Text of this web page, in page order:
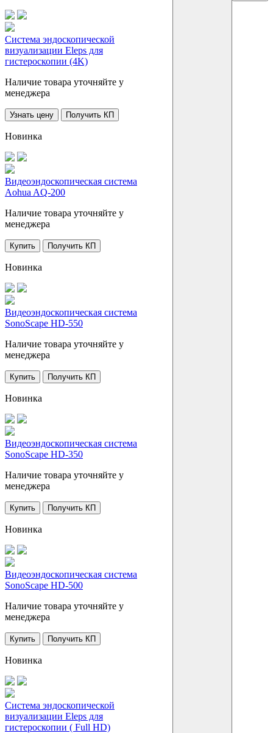
Система эндоскопической
визуализации Eleps для
гистероскопии (4K)
Наличие товара уточняйте у
менеджера
Узнать цену Получить КП
Новинка
Видеоэндоскопическая система
Aohua AQ-200
Наличие товара уточняйте у
менеджера
Купить Получить КП
Новинка
Видеоэндоскопическая система
SonoScape HD-550
Наличие товара уточняйте у
менеджера
Купить Получить КП
Новинка
Видеоэндоскопическая система
SonoScape HD-350
Наличие товара уточняйте у
менеджера
Купить Получить КП
Новинка
Видеоэндоскопическая система
SonoScape HD-500
Наличие товара уточняйте у
менеджера
Купить Получить КП
Новинка
Система эндоскопической
визуализации Eleps для
гистероскопии ( Full HD)